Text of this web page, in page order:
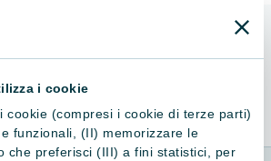
i cookie
cookie (compresi i cookie di terze parti)
funzionali, (II) memorizzare le
che preferisci (III) a fini statistici, per
per te